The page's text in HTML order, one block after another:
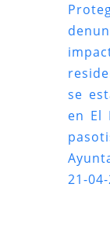
se
en El
21-